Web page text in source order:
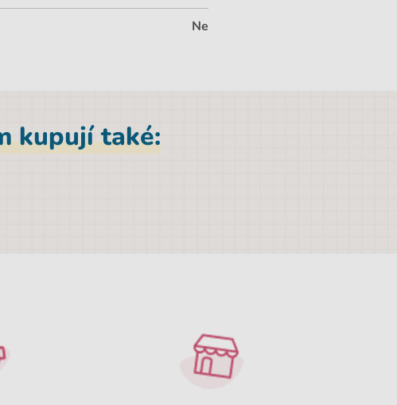
Ne
kupují také: